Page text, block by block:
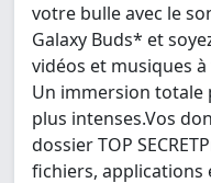
votre bulle avec le
Galaxy Buds* et
vidéos et musiques
Un immersion totale
plus intenses.Vos
dossier TOP
fichiers, applications